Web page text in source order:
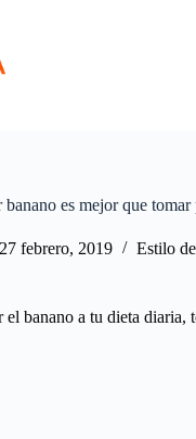
es mejor que tomar
27 febrero, 2019 Estilo
banano a tu dieta